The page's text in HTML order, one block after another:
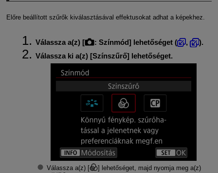
Előre beállított szűrők kiválasztásával effektusokat adhat a képekhez.
Válassza a(z) [ : Színmód] lehetőséget ( ,
).
Válassza ki a(z) [Színszűrő] lehetőséget.
Válassza a(z) [
] lehetőséget, majd nyomja meg a(z)